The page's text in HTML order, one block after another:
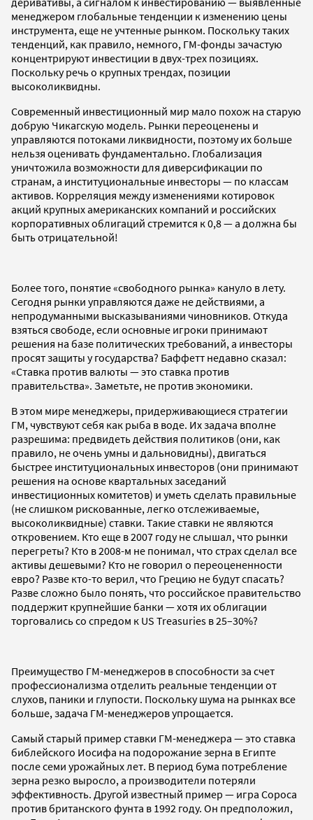
менеджером глобальные тенденции к изменению цены
инструмента, еще не учтенные рынком. Поскольку таких
тенденций, как правило, немного, ГМ-фонды зачастую
концентрируют инвестиции в двух-трех позициях.
Поскольку речь о крупных трендах, позиции
высоколиквидны.
Современный инвестиционный мир мало похож на старую
добрую Чикагскую модель. Рынки переоценены и
управляются потоками ликвидности, поэтому их больше
нельзя оценивать фундаментально. Глобализация
уничтожила возможности для диверсификации по
странам, а институциональные инвесторы — по классам
активов. Корреляция между изменениями котировок
акций крупных американских компаний и российских
корпоративных облигаций стремится к 0,8 — а должна бы
быть отрицательной!
Более того, понятие «свободного рынка» кануло в лету.
Сегодня рынки управляются даже не действиями, а
непродуманными высказываниями чиновников. Откуда
взяться свободе, если основные игроки принимают
решения на базе политических требований, а инвесторы
просят защиты у государства? Баффетт недавно сказал:
«Ставка против валюты — это ставка против
правительства». Заметьте, не против экономики.
В этом мире менеджеры, придерживающиеся стратегии
ГМ, чувствуют себя как рыба в воде. Их задача вполне
разрешима: предвидеть действия политиков (они, как
правило, не очень умны и дальновидны), двигаться
быстрее институциональных инвесторов (они принимают
решения на основе квартальных заседаний
инвестиционных комитетов) и уметь сделать правильные
(не слишком рискованные, легко отслеживаемые,
высоколиквидные) ставки. Такие ставки не являются
откровением. Кто еще в 2007 году не слышал, что рынки
перегреты? Кто в 2008-м не понимал, что страх сделал все
активы дешевыми? Кто не говорил о переоцененности
евро? Разве кто-то верил, что Грецию не будут спасать?
Разве сложно было понять, что российское правительство
поддержит крупнейшие банки — хотя их облигации
торговались со спредом к US Treasuries в 25–30%?
Преимущество ГМ-менеджеров в способности за счет
профессионализма отделить реальные тенденции от
слухов, паники и глупости. Поскольку шума на рынках все
больше, задача ГМ-менеджеров упрощается.
Самый старый пример ставки ГМ-менеджера — это ставка
библейского Иосифа на подорожание зерна в Египте
после семи урожайных лет. В период бума потребление
зерна резко выросло, а производители потеряли
эффективность. Другой известный пример — игра Сороса
против британского фунта в 1992 году. Он предположил,